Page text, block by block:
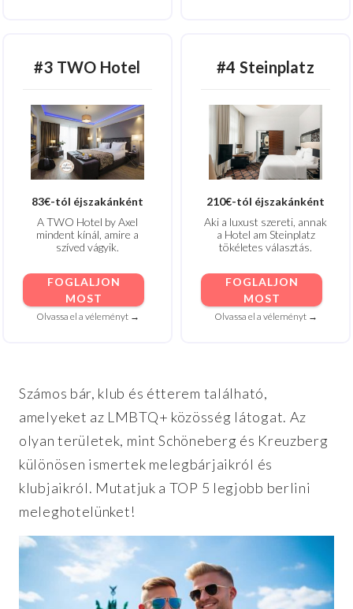
#3 TWO Hotel
83€-tól éjszakánként
A TWO Hotel by Axel
mindent kínál, amire a
szíved vágyik.
FOGLALJON
MOST
Olvassa el a véleményt →
#4 Steinplatz
210€-tól éjszakánként
Aki a luxust szereti, annak
a Hotel am Steinplatz
tökéletes választás.
FOGLALJON
MOST
Olvassa el a véleményt →
Számos bár, klub és étterem található,
amelyeket az LMBTQ+ közösség látogat. Az
olyan területek, mint Schöneberg és Kreuzberg
különösen ismertek melegbárjaikról és
klubjaikról. Mutatjuk a TOP 5 legjobb berlini
meleghotelünket!